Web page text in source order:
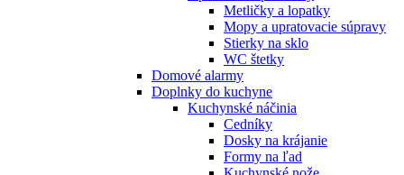
Metličky a lopatky
Mopy a upratovacie súpravy
Stierky na sklo
WC štetky
Domové alarmy
Doplnky do kuchyne
Kuchynské náčinia
Cedníky
Dosky na krájanie
Formy na ľad